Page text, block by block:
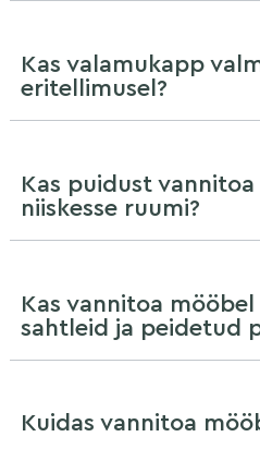
Kas valamukapp
eritellimusel?
Kas puidust
niiskesse ruumi?
Kas vannitoa mööbel
sahtleid ja peidetud
Kuidas vannitoa